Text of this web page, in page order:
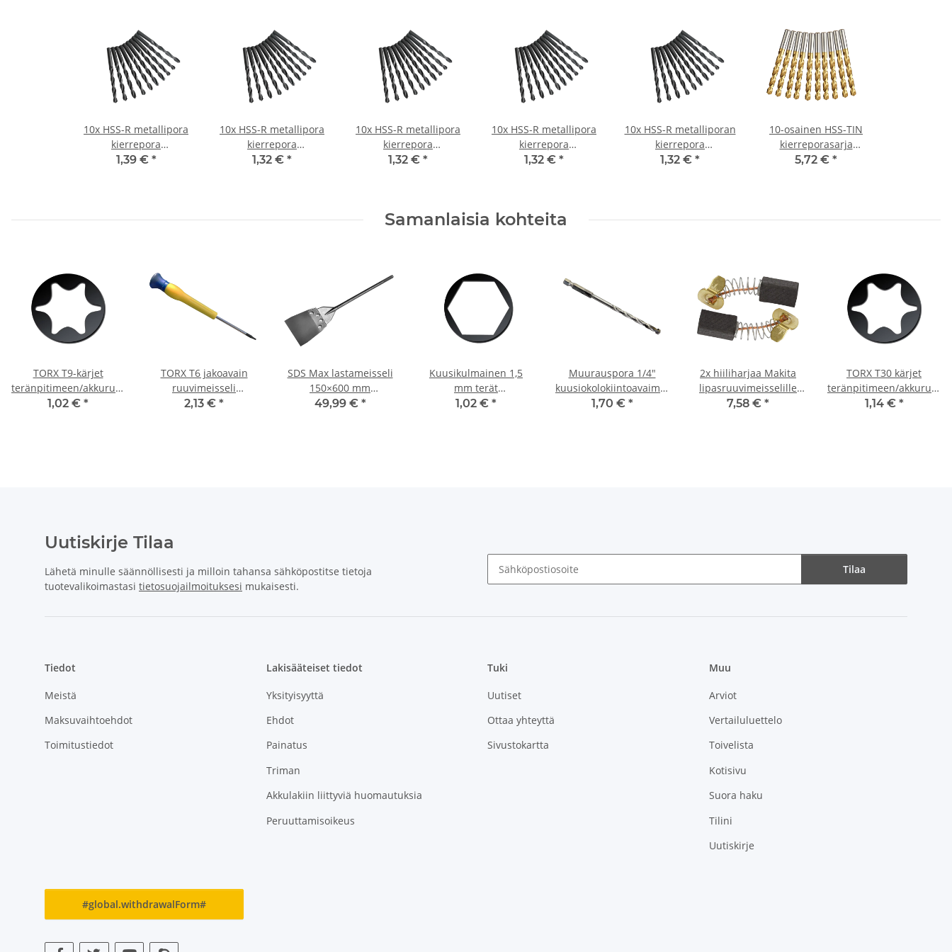
10x HSS-R metallipora
kierrepora
langattomalle
1,39 € *
10x HSS-R metallipora
kierrepora
langattomalle
1,32 € *
10x HSS-R metallipora
kierrepora
langattomalle
1,32 € *
10x HSS-R metallipora
kierrepora
langattomalle
1,32 € *
10x HSS-R metalliporan
kierrepora
langattomalle
1,32 € *
10-osainen HSS-TIN
kierreporasarja
metalliporasarja Ø 2,1-
5,72 € *
Samanlaisia kohteita
TORX T9-kärjet
teränpitimeen/akkuruuvimeisseliin/iskuavaimen
materiaaliin 25 mm
1,02 € *
TORX T6 jakoavain
ruuvimeisseli
ruuvimeisseli
2,13 € *
SDS Max lastameisseli
150×600 mm
Bosch/Makita/Hilti/Hitachi/Hikoki
49,99 € *
Kuusikulmainen 1,5
mm terät
teränpitimelle/langattomalle
1,02 € *
Muurauspora 1/4"
kuusiokolokiintoavaimella/akkuruuvimeisselillä
Ø 4 mm
1,70 € *
2x hiiliharjaa Makita
lipasruuvimeisselille
6832 5 x 8 x 12/13 mm
7,58 € *
TORX T30 kärjet
teränpitimeen/
materiaali 25 mm
1,14 € *
Uutiskirje Tilaa
Lähetä minulle säännöllisesti ja milloin tahansa sähköpostitse tietoja
tuotevalikoimastasi tietosuojailmoituksesi mukaisesti.
Tilaa
Tiedot
Meistä
Maksuvaihtoehdot
Toimitustiedot
Lakisääteiset tiedot
Yksityisyyttä
Ehdot
Painatus
Triman
Akkulakiin liittyviä huomautuksia
Peruuttamisoikeus
Tuki
Uutiset
Ottaa yhteyttä
Sivustokartta
Muu
Arviot
Vertailuluettelo
Toivelista
Kotisivu
Suora haku
Tilini
Uutiskirje
#global.withdrawalForm#